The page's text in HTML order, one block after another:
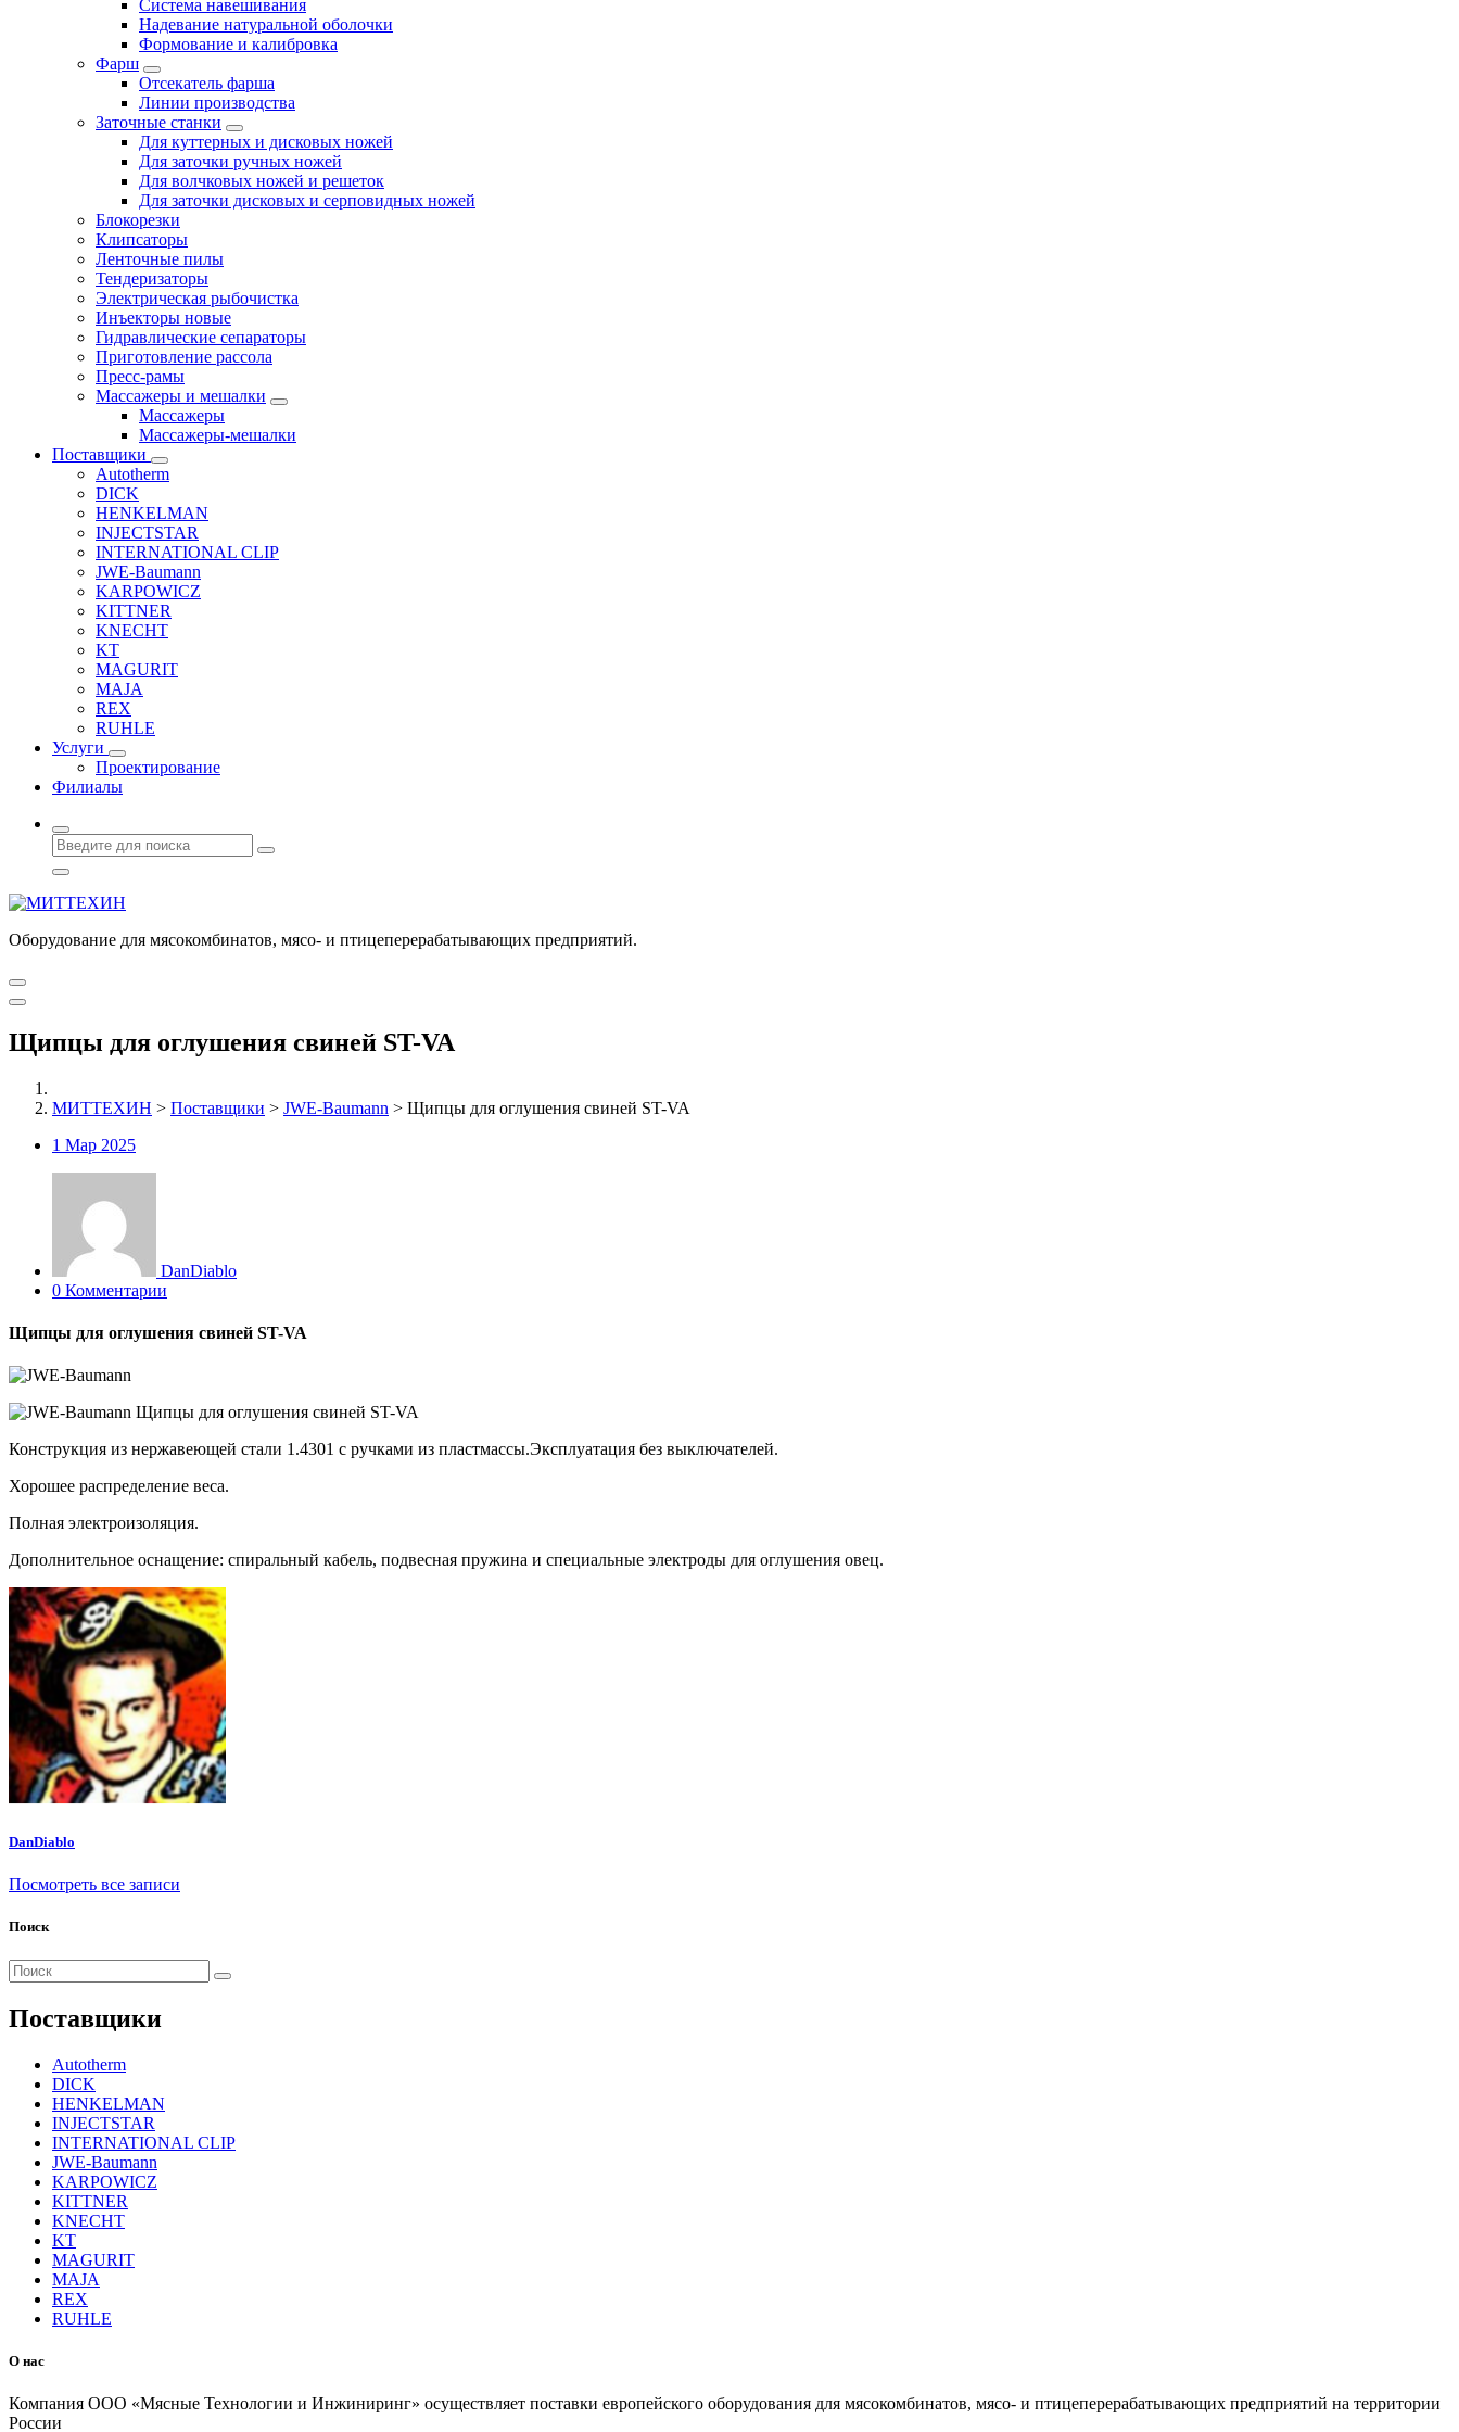
Система навешивания
Надевание натуральной оболочки
Формование и калибровка
Фарш
Отсекатель фарша
Линии производства
Заточные станки
Для куттерных и дисковых ножей
Для заточки ручных ножей
Для волчковых ножей и решеток
Для заточки дисковых и серповидных ножей
Блокорезки
Клипсаторы
Ленточные пилы
Тендеризаторы
Электрическая рыбочистка
Инъекторы новые
Гидравлические сепараторы
Приготовление рассола
Пресс-рамы
Массажеры и мешалки
Массажеры
Массажеры-мешалки
Поставщики
Autotherm
DICK
HENKELMAN
INJECTSTAR
INTERNATIONAL CLIP
JWE-Baumann
KARPOWICZ
KITTNER
KNECHT
KT
MAGURIT
MAJA
REX
RUHLE
Услуги
Проектирование
Филиалы
Оборудование для мясокомбинатов, мясо- и птицеперерабатывающих предприятий.
Щипцы для оглушения свиней ST-VA
МИТТЕХИН > Поставщики > JWE-Baumann > Щипцы для оглушения свиней ST-VA
1 Мар 2025
DanDiablo
0 Комментарии
Щипцы для оглушения свиней ST-VA
Конструкция из нержавеющей стали 1.4301 с ручками из пластмассы.Эксплуатация без выключателей.
Хорошее распределение веса.
Полная электроизоляция.
Дополнительное оснащение: спиральный кабель, подвесная пружина и специальные электроды для оглушения овец.
DanDiablo
Посмотреть все записи
Поиск
Поиск
для:
Поставщики
Autotherm
DICK
HENKELMAN
INJECTSTAR
INTERNATIONAL CLIP
JWE-Baumann
KARPOWICZ
KITTNER
KNECHT
KT
MAGURIT
MAJA
REX
RUHLE
О нас
Компания ООО «Мясные Технологии и Инжиниринг» осуществляет поставки европейского оборудования для мясокомбинатов, мясо- и птицеперерабатывающих предприятий на территории
России